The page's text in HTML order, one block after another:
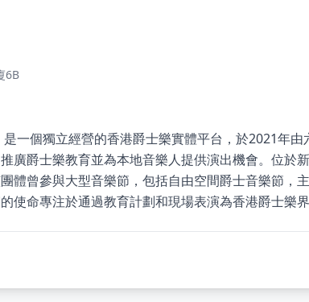
6B
一個獨立經營的香港爵士樂實體平台，於2021年由
廣爵士樂教育並為本地音樂人提供演出機會。位於
體曾參與大型音樂節，包括自由空間爵士音樂節，
使命專注於通過教育計劃和現場表演為香港爵士樂